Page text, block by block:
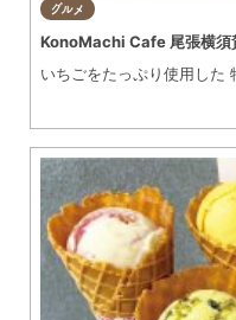
グルメ
KonoMachi Cafe 尾張横須
いちごをたっぷり使用した